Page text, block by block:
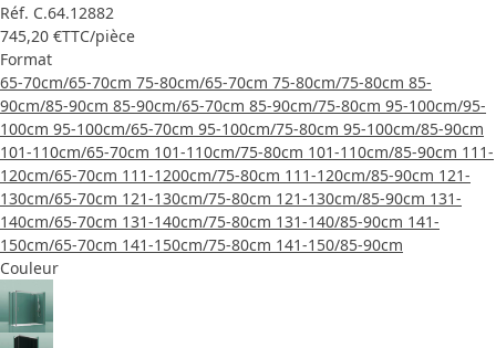
Réf. C.64.12882
745,20 €TTC/pièce
Format
65-70cm/65-70cm 75-80cm/65-70cm 75-80cm/75-80cm 85-
90cm/85-90cm 85-90cm/65-70cm 85-90cm/75-80cm 95-100cm/95-
100cm 95-100cm/65-70cm 95-100cm/75-80cm 95-100cm/85-90cm
101-110cm/65-70cm 101-110cm/75-80cm 101-110cm/85-90cm 111-
120cm/65-70cm 111-1200cm/75-80cm 111-120cm/85-90cm 121-
130cm/65-70cm 121-130cm/75-80cm 121-130cm/85-90cm 131-
140cm/65-70cm 131-140cm/75-80cm 131-140/85-90cm 141-
150cm/65-70cm 141-150cm/75-80cm 141-150/85-90cm
Couleur